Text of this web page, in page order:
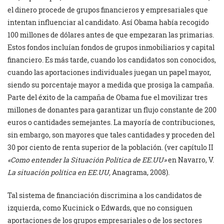
el dinero procede de grupos financieros y empresariales que
intentan influenciar al candidato. Así Obama había recogido
100 millones de dólares antes de que empezaran las primarias.
Estos fondos incluían fondos de grupos inmobiliarios y capital
financiero. Es más tarde, cuando los candidatos son conocidos,
cuando las aportaciones individuales juegan un papel mayor,
siendo su porcentaje mayor a medida que prosiga la campaña.
Parte del éxito de la campaña de Obama fue el movilizar tres
millones de donantes para garantizar un flujo constante de 200
euros o cantidades semejantes. La mayoría de contribuciones,
sin embargo, son mayores que tales cantidades y proceden del
30 por ciento de renta superior de la población. (ver capítulo II
«Como entender la Situación Política de EE.UU»en Navarro, V.
La situación política en EE.UU, Anagrama, 2008).
Tal sistema de financiación discrimina a los candidatos de
izquierda, como Kucinick o Edwards, que no consiguen
aportaciones de los grupos empresariales o de los sectores